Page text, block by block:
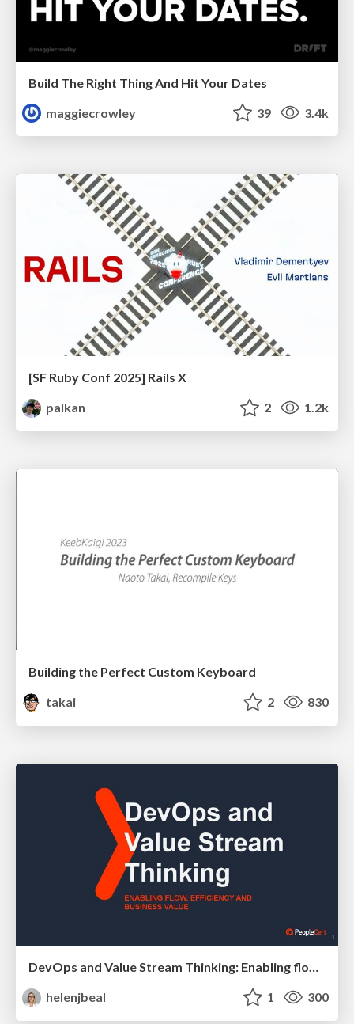
Build The Right Thing And Hit Your Dates
maggiecrowley
39 3.4k
[SF Ruby Conf 2025] Rails X
palkan
2 1.2k
Building the Perfect Custom Keyboard
takai
2 830
helenjbeal
1 300